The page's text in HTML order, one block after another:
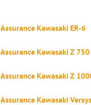
Assurance Kawasaki ER-6
Assurance Kawasaki Z 750
Assurance Kawasaki Z
Assurance Kawasaki